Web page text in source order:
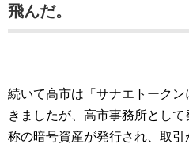
飛んだ。
続いて高市は「サナエトーク
きましたが、高市事務所とし
称の暗号資産が発行され、取